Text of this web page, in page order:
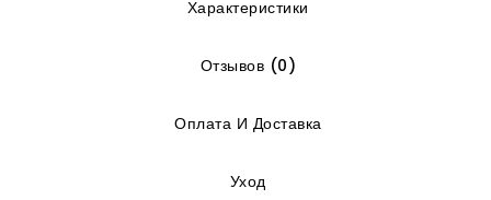
Характеристики
Отзывов (0)
Оплата И Доставка
Уход